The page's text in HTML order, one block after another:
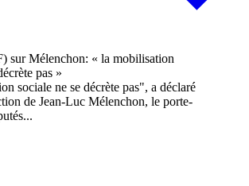
sociale ne se décrète pas", a déclaré
de Jean-Luc Mélenchon, le porte-